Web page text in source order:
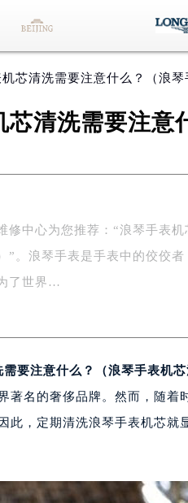
芯清洗需要注意什么？（浪琴
芯清洗需要注意
修中心为您推荐：“浪琴手表
”。浪琴手表是手表中的佼佼
了世界…
要注意什么？（浪琴手表机芯
著名的奢侈品牌。然而，随着
此，定期清洗浪琴手表机芯就